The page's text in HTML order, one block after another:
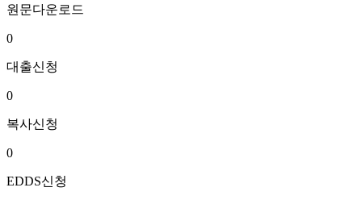
원문다운로드
0
대출신청
0
복사신청
0
EDDS신청